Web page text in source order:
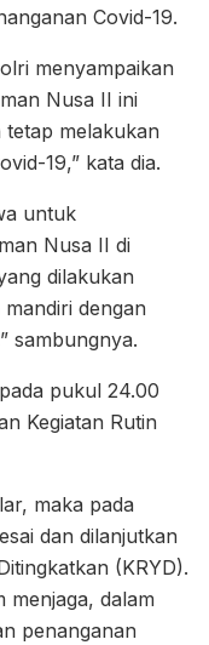
Covid-19.
menyampaikan
Nusa II ini
melakukan
19,” kata dia.
untuk
Nusa II di
dilakukan
dengan
sambungnya.
pukul 24.00
Kegiatan Rutin
maka pada
dan dilanjutkan
(KRYD).
menjaga, dalam
penanganan